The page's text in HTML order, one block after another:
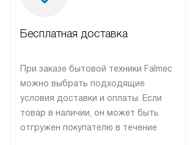
Бесплатная доставка
При заказе бытовой техники Falmec
можно выбрать подходящие
условия доставки и оплаты. Если
товар в наличии, он может быть
отгружен покупателю в течение